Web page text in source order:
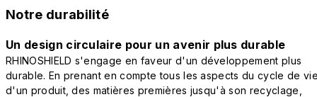
Notre durabilité
Un design circulaire pour un avenir plus durable
RHINOSHIELD s'engage en faveur d'un développement plus
durable. En prenant en compte tous les aspects du cycle de
d'un produit, des matières premières jusqu'à son recyclage,